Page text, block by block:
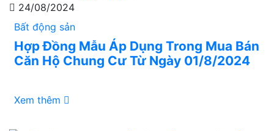
24/08/2024
Bất động sản
Hợp Đồng Mẫu Áp Dụng Trong Mua Bán
Căn Hộ Chung Cư Từ Ngày 01/8/2024
Xem thêm